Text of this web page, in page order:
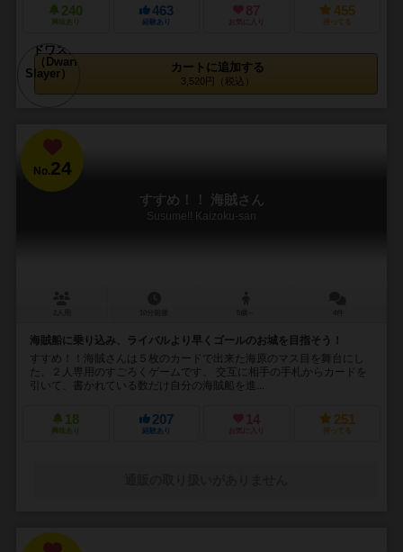
240
興味あり
463
経験あり
87
お気に入り
455
持ってる
カートに追加する
3,520円（税込）
No.24
すすめ！！ 海賊さん
Susume!! Kaizoku-san
海賊船に乗り込み、ライバルより早くゴールのお城を目指そう！
すすめ！！海賊さんは５枚のカードで出来た海原のマス目を舞台にし
た、２人専用のすごろくゲームです。 交互に相手の手札からカードを
引いて、書かれている数だけ自分の海賊船を進...
18
興味あり
207
経験あり
14
お気に入り
251
持ってる